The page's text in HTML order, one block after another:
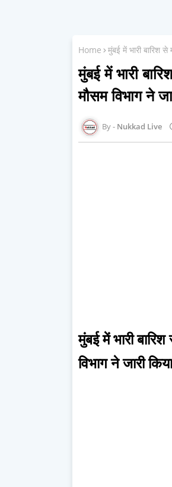
Home मुंबई में भारी बारिश
मुंबई में भारी
मौसम विभाग ने
Nukkad Live
मुंबई में भारी
विभाग ने जारी